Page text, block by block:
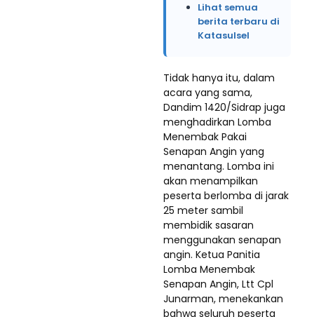
Lihat semua
berita terbaru di
Katasulsel
Tidak hanya itu, dalam
acara yang sama,
Dandim 1420/Sidrap juga
menghadirkan Lomba
Menembak Pakai
Senapan Angin yang
menantang. Lomba ini
akan menampilkan
peserta berlomba di jarak
25 meter sambil
membidik sasaran
menggunakan senapan
angin. Ketua Panitia
Lomba Menembak
Senapan Angin, Ltt Cpl
Junarman, menekankan
bahwa seluruh peserta